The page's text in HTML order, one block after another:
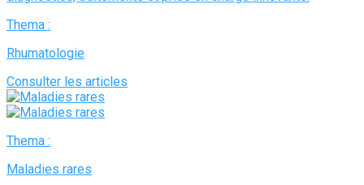
Thema :
Rhumatologie
Consulter les articles
Thema :
Maladies rares